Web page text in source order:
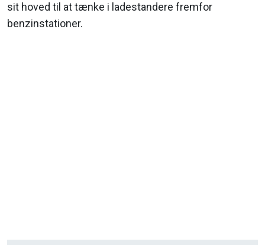
sit hoved til at tænke i ladestandere fremfor
benzinstationer.